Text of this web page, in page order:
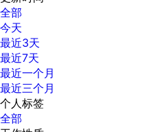
全部
今天
最近3天
最近7天
最近一个月
最近三个月
个人标签
全部